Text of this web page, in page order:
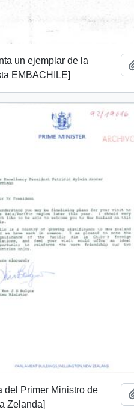
un ejemplar de la
EMBACHILE]
del Primer Ministro de
Zelanda]